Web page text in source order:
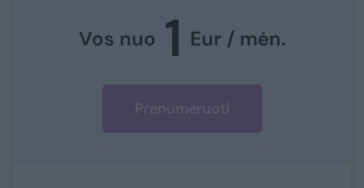
Vos nuo 1 Eur / mėn.
Prenumeruoti